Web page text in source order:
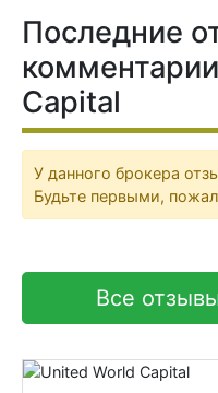
Последние
Capital
У данного брокера
Будьте первыми,
Все